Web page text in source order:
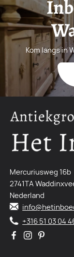
Kom langs in
Mercuriusweg 16b
2741TA
Nederland
+316 51 03 04